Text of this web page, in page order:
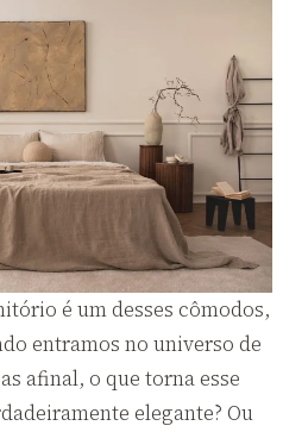
é um desses cômodos,
entramos no universo de
afinal, o que torna esse
elegante? Ou